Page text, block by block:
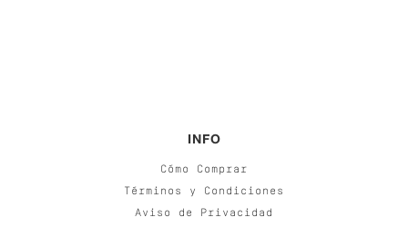
INFO
Cómo Comprar
Términos y Condiciones
Aviso de Privacidad